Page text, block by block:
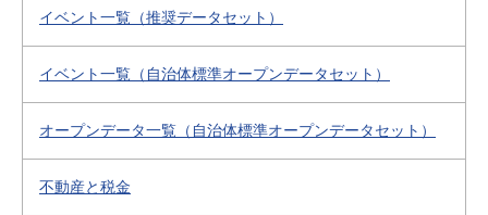
イベント一覧（推奨データセット）
イベント一覧（自治体標準オープンデータセット）
オープンデータ一覧（自治体標準オープンデータセット）
不動産と税金